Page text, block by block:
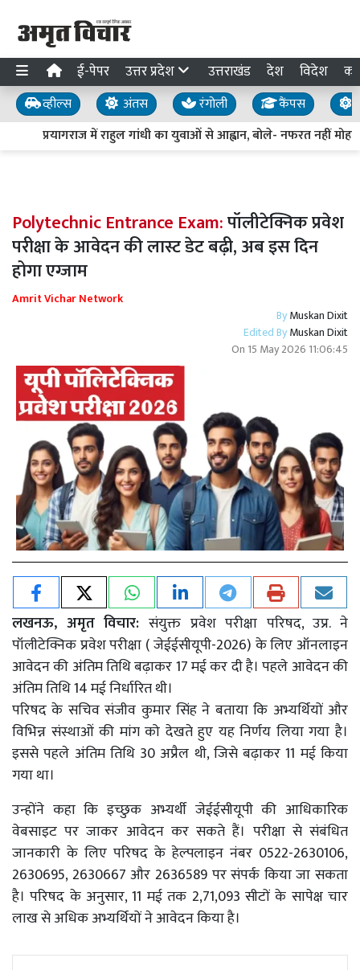
ई-पेपर उत्तर प्रदेश उत्तराखंड देश विदेश
व्हील्स अंतस रंगोली कैंपस
प्रयागराज में राहुल गांधी का युवाओं से आह्वान, बोले- नफरत नहीं
Polytechnic Entrance Exam:पॉलीटेक्निक प्रवेश
परीक्षा के आवेदन की लास्ट डेट बढ़ी, अब इस दिन
होगा एग्जाम
Amrit Vichar Network
ByMuskan Dixit
Edited ByMuskan Dixit
On 15 May 2026 11:06:45
लखनऊ, अमृत विचार: संयुक्त प्रवेश परीक्षा परिषद, उप्र. ने
पॉलीटेक्निक प्रवेश परीक्षा ( जेईईसीयूपी-2026) के लिए ऑनलाइन
आवेदन की अंतिम तिथि बढ़ाकर 17 मई कर दी है। पहले आवेदन की
अंतिम तिथि 14 मई निर्धारित थी।
परिषद के सचिव संजीव कुमार सिंह ने बताया कि अभ्यर्थियों और
विभिन्न संस्थाओं की मांग को देखते हुए यह निर्णय लिया गया है।
इससे पहले अंतिम तिथि 30 अप्रैल थी, जिसे बढ़ाकर 11 मई किया
गया था।
उन्होंने कहा कि इच्छुक अभ्यर्थी जेईईसीयूपी की आधिकारिक
वेबसाइट पर जाकर आवेदन कर सकते हैं। परीक्षा से संबंधित
जानकारी के लिए परिषद के हेल्पलाइन नंबर 0522-2630106,
2630695, 2630667 और 2636589 पर संपर्क किया जा सकता
है। परिषद के अनुसार, 11 मई तक 2,71,093 सीटों के सापेक्ष चार
लाख से अधिक अभ्यर्थियों ने आवेदन किया है।